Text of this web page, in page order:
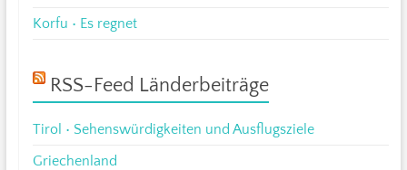
Korfu • Es regnet
RSS-Feed Länderbeiträge
Tirol • Sehenswürdigkeiten und Ausflugsziele
Griechenland